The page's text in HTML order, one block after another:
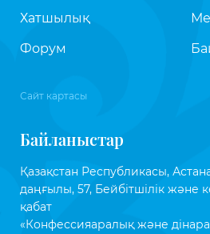
Хатшылық
Форум
Сайт картасы
Байланыстар
Қазақстан Республикасы, Астана
даңғылы, 57, Бейбітшілік және
қабат
«Конфессияаралық және